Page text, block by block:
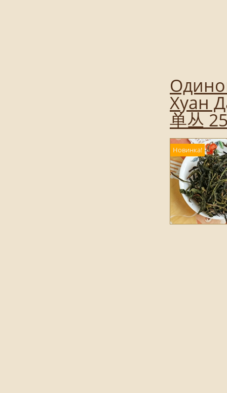
Хуан
单丛
Новинка!